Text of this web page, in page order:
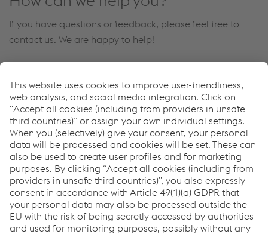
If you have questions or feedback, please feel free to
contact us. We are happy to help!
Senior Vice President Sales (Signaling; voestalpine
Signaling Austria GmbH)
Envoyer un e-mail
Downloads
Cable Bonding and Fixation Systems PDF | 4,98 MB